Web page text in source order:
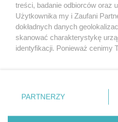
28℃
Zobacz prognozę na 3 dni
Copyright © 2022 Kurier
Wszelkie prawa
treści, badanie odbiorców oraz
Użytkownika my i Zaufani
dokładnych danych
skanować charakterystykę
identyfikacji. Ponieważ cenimy
prywatności znajdujący się w
. Niektóre rodzaje
PARTNERZY